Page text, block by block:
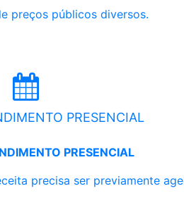
preços públicos diversos.
PRESENCIAL
PRESENCIAL
precisa ser previamente